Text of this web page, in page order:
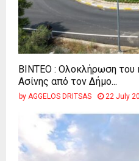
ΒΙΝΤΕΟ : Ολοκλήρωση του
Ασίνης από τον Δήμο...
by AGGELOS DRITSAS 22 July